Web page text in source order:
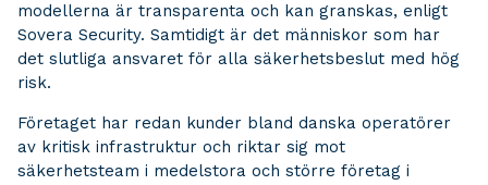
modellerna är transparenta och kan granskas, enligt
Sovera Security. Samtidigt är det människor som har
det slutliga ansvaret för alla säkerhetsbeslut med hög
risk.
Företaget har redan kunder bland danska operatörer
av kritisk infrastruktur och riktar sig mot
säkerhetsteam i medelstora och större företag i